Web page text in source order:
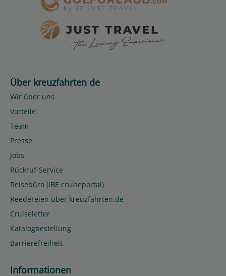
Über kreuzfahrten de
Wir über uns
Vorteile
Team
Presse
Jobs
Rückruf-Service
Reisebüro (IBE cruiseportal)
Reedereien über kreuzfahrten.de
Cruiseletter
Katalogbestellung
Barrierefreiheit
Informationen